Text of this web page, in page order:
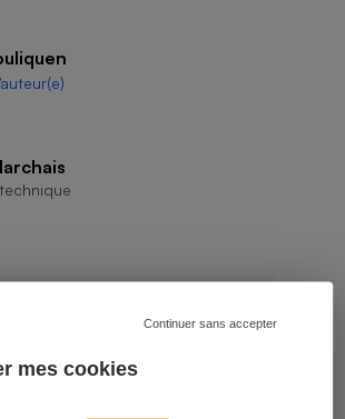
mes cookies
Continuer sans accepter
!